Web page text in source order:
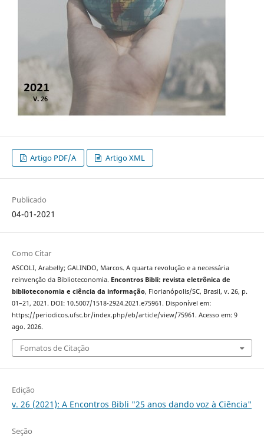
Artigo PDF/A Artigo XML
Publicado
04-01-2021
Como Citar
ASCOLI, Arabelly; GALINDO, Marcos. A quarta revolução e a necessária
reinvenção da Biblioteconomia. Encontros Bibli: revista eletrônica de
biblioteconomia e ciência da informação, Florianópolis/SC, Brasil, v. 26, p.
01–21, 2021. DOI: 10.5007/1518-2924.2021.e75961. Disponível em:
https://periodicos.ufsc.br/index.php/eb/article/view/75961. Acesso em: 9
ago. 2026.
Fomatos de Citação
Edição
v. 26 (2021): A Encontros Bibli "25 anos dando voz à Ciência"
Seção